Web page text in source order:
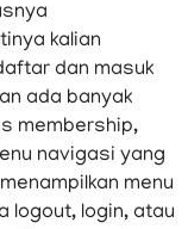
kalian
dan masuk
ada banyak
membership,
navigasi yang
menu
logout, login, atau